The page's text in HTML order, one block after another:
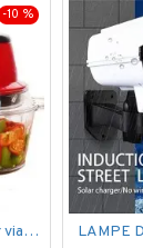
-10 %
Hachoir électrique Pour viandes et légumes -Rouge